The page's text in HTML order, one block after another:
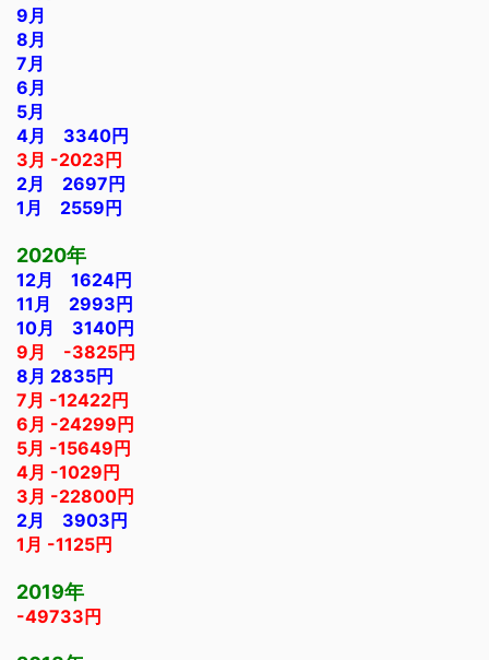
9月
8月
7月
6月
5月
4月 3340円
3月 -2023円
2月 2697円
1月 2559円
2020年
12月 1624円
11月 2993円
10月 3140円
9月 -3825円
8月 2835円
7月 -12422円
6月 -24299円
5月 -15649円
4月 -1029円
3月 -22800円
2月 3903円
1月 -1125円
2019年
-49733円